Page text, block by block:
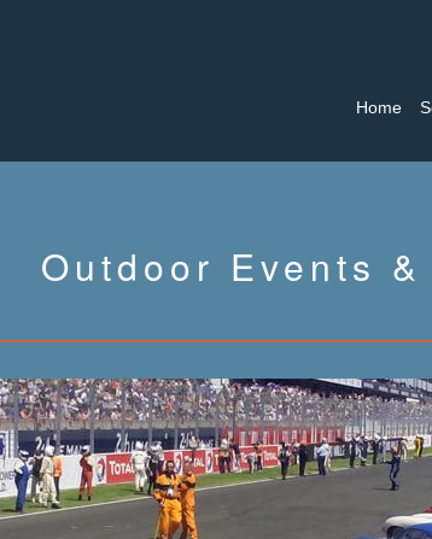
Home
Outdoor Events